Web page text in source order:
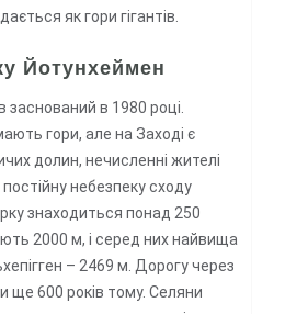
як гори гігантів.
Йотунхеймен
заснований в 1980 році.
гори, але на Заході є
долин, нечисленні жителі
небезпеку сходу
знаходиться понад 250
2000 м, і серед них найвища
– 2469 м. Дорогу через
ще 600 років тому. Селяни